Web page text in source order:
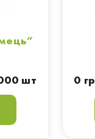
шт
0